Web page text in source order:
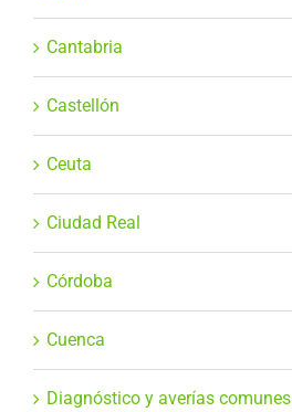
Cantabria
Castellón
Ceuta
Ciudad Real
Córdoba
Cuenca
Diagnóstico y averías comunes